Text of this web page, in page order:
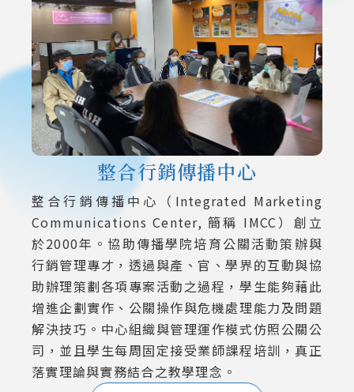
整合行銷傳播中心
整合行銷傳播中心（Integrated Marketing
Communications Center, 簡稱 IMCC）創立
於2000年。協助傳播學院培育公關活動策辦與
行銷管理專才，透過與產、官、學界的互動與協
助辦理策劃各項專案活動之過程，學生能夠藉此
增進企劃實作、公關操作與危機處理能力及問題
解決技巧。中心組織與管理運作模式仿照公關公
司，並且學生每周固定接受業師課程培訓，真正
落實理論與實務結合之教學理念。